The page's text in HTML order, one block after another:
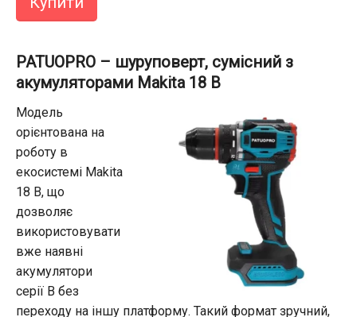
PATUOPRO – шуруповерт, сумісний з
акумуляторами Makita 18 В
Модель
орієнтована на
роботу в
екосистемі Makita
18 В, що
дозволяє
використовувати
вже наявні
акумулятори
серії B без
переходу на іншу платформу. Такий формат зручний,